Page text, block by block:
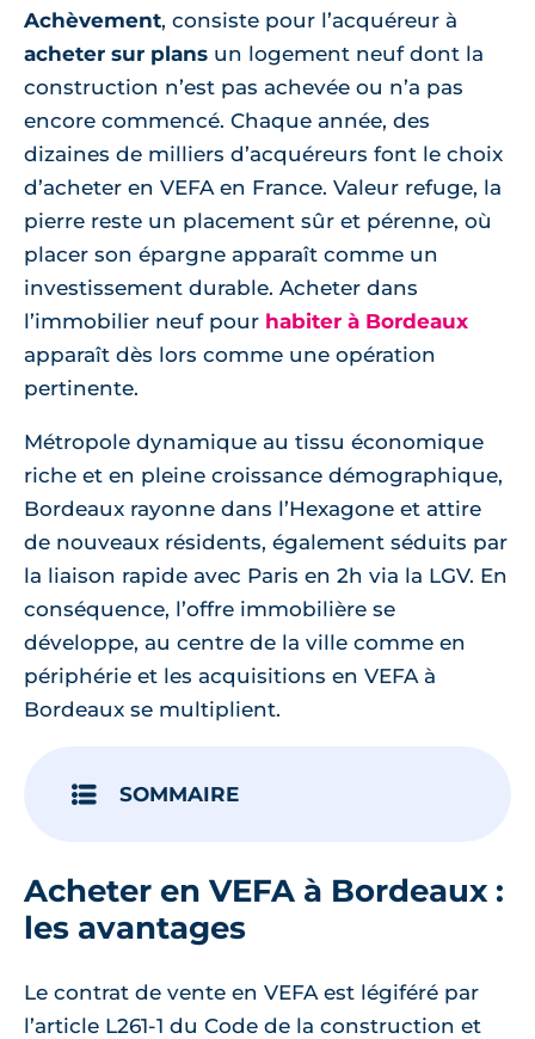
Achèvement, consiste pour l’acquéreur à
acheter sur plans un logement neuf dont la
construction n’est pas achevée ou n’a pas
encore commencé. Chaque année, des
dizaines de milliers d’acquéreurs font le choix
d’acheter en VEFA en France. Valeur refuge, la
pierre reste un placement sûr et pérenne, où
placer son épargne apparaît comme un
investissement durable. Acheter dans
l’immobilier neuf pour habiter à Bordeaux
apparaît dès lors comme une opération
pertinente.
Métropole dynamique au tissu économique
riche et en pleine croissance démographique,
Bordeaux rayonne dans l’Hexagone et attire
de nouveaux résidents, également séduits par
la liaison rapide avec Paris en 2h via la LGV. En
conséquence, l’offre immobilière se
développe, au centre de la ville comme en
périphérie et les acquisitions en VEFA à
Bordeaux se multiplient.
SOMMAIRE
Acheter en VEFA à Bordeaux :
les avantages
Le contrat de vente en VEFA est légiféré par
l’article L261-1 du Code de la construction et